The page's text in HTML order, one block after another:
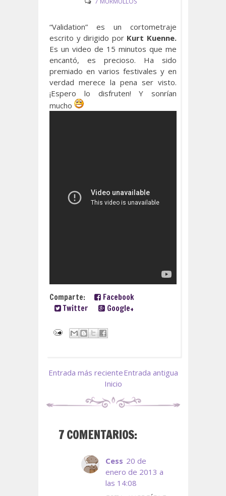
“Validation” es un cortometraje
escrito y dirigido por Kurt Kuenne.
Es un video de 15 minutos que me
encantó, es precioso. Ha sido
premiado en varios festivales y en
verdad merece la pena ser visto.
¡Espero lo disfruten! Y sonrían
mucho
Comparte:
Facebook
Twitter
Google+
Entrada más recienteEntrada antigua
Inicio
7 COMENTARIOS:
Cess 20 de
enero de 2013 a
las 14:08